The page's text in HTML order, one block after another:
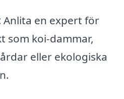
Anlita en expert för
som koi-dammar,
eller ekologiska